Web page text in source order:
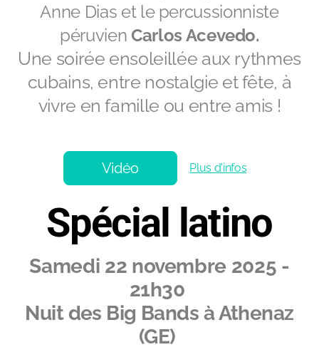
Anne Dias et le percussionniste
péruvienCarlos Acevedo.
Une soirée ensoleillée aux rythmes
cubains, entre nostalgie et fête, à
vivre en famille ou entre amis !
Vidéo Plus d'infos
Spécial latino
Samedi 22 novembre 2025 -
21h30
Nuit des Big Bands à Athenaz
(GE)